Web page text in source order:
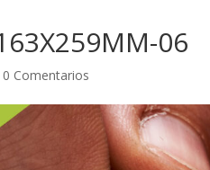
06
0 Comentarios